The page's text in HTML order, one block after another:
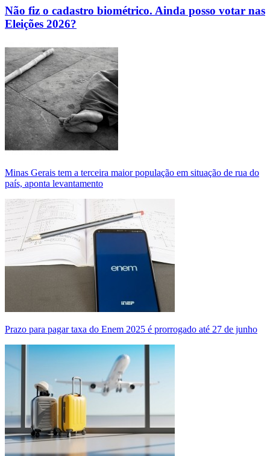
Não fiz o cadastro biométrico. Ainda posso votar nas
Eleições 2026?
Minas Gerais tem a terceira maior população em situação de rua do
país, aponta levantamento
Prazo para pagar taxa do Enem 2025 é prorrogado até 27 de junho